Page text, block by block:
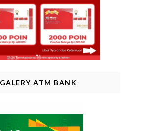
GALERY ATM BANK